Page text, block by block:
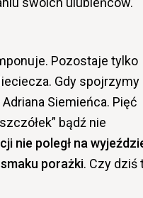
Pozostaje tylko
Gdy spojrzymy
Siemieńca. Pięć
bądź nie
nie poległ na
porażki. Czy dziś